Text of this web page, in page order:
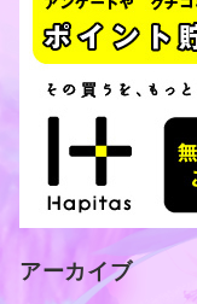
アーカイブ